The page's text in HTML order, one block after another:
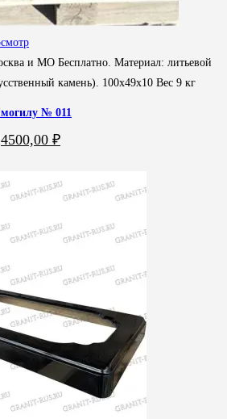
и МО Бесплатно. Материал: литьевой
камень). 100х49х10 Вес 9 кг
№ 011
Первоначальная
цена
6499,00 ₽.
4500,00 ₽Текущая
цена: